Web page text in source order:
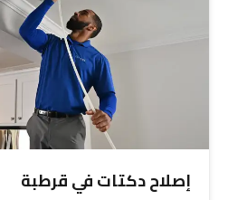
إصلاح دكتات في قرطبة